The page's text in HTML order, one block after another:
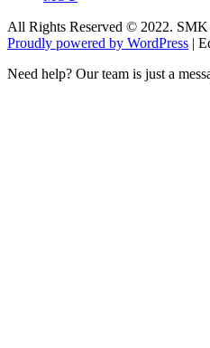
All Rights Reserved © 2022.
Proudly powered by WordPress |
Need help? Our team is just a